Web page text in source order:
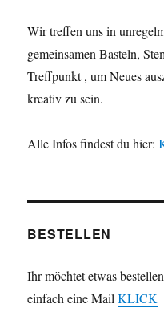
Wir treffen uns in
gemeinsamen Basteln,
Treffpunkt , um Neues
kreativ zu sein.
Alle Infos findest du hier:
BESTELLEN
Ihr möchtet etwas
einfach eine MailKLICK